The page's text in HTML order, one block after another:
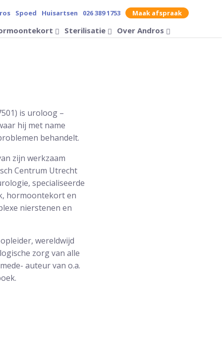
op de website
Spoed Huisartsen 026 389 1753 Maak afspraak
Sterilisatie Over Andros
is uroloog –
hij met name
behandelt.
zijn werkzaam
Centrum Utrecht
specialiseerde
hormoontekort en
nierstenen en
wereldwijd
zorg van alle
auteur van o.a.